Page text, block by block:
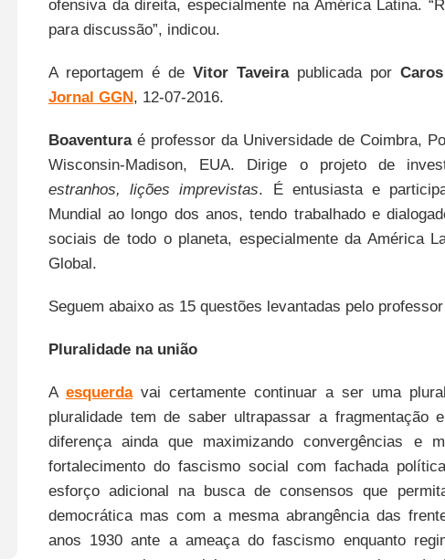
ofensiva da direita, especialmente na América Latina.
para discussão”, indicou.
A reportagem é de Vitor Taveirapublicada por
Jornal GGN, 12-07-2016.
Boaventuraé professor da Universidade de Coimbra,
Wisconsin-Madison, EUA. Dirige o projeto de
estranhos, lições imprevistas. É entusiasta e
Mundial ao longo dos anos, tendo trabalhado e
sociais de todo o planeta, especialmente da América
Global.
Seguem abaixo as 15 questões levantadas pelo
Pluralidade na união
A esquerdavai certamente continuar a ser uma
pluralidade tem de saber ultrapassar a fragmentação
diferença ainda que maximizando convergências e
fortalecimento do fascismo social com fachada
esforço adicional na busca de consensos que
democrática mas com a mesma abrangência das
anos 1930 ante a ameaça do fascismo enquanto